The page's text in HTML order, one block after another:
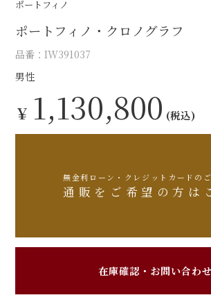
ポートフィノ
ポートフィノ・クロノグラフ
品番：IW391037
男性
￥ 1,130,800 (税込)
無金利ローン・クレジットカードの
通販をご希望の方は
在庫確認・お問い合わせ